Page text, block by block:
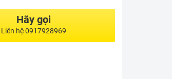
Hãy gọi
Liên hệ 0917928969